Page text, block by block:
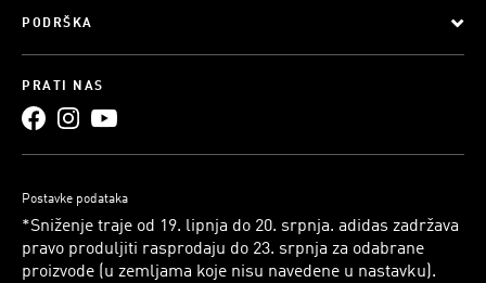
PODRŠKA
PRATI NAS
Postavke podataka
*Sniženje traje od 19. lipnja do 20. srpnja. adidas zadržava
pravo produljiti rasprodaju do 23. srpnja za odabrane
proizvode (u zemljama koje nisu navedene u nastavku).